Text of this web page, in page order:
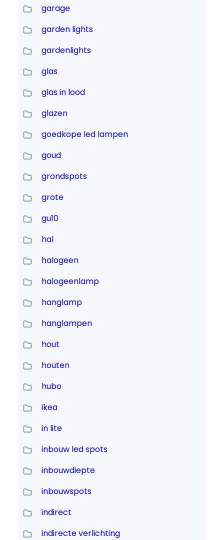
garage
garden lights
gardenlights
glas
glas in lood
glazen
goedkope led lampen
goud
grondspots
grote
gu10
hal
halogeen
halogeenlamp
hanglamp
hanglampen
hout
houten
hubo
ikea
in lite
inbouw led spots
inbouwdiepte
inbouwspots
indirect
indirecte verlichting